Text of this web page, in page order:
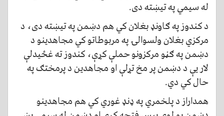
له سیمي په تیښته دی.
د کندوز په ګاونډ بغلان کي هم دښمن په تیښته دی، د
مرکزي بغلان ولسوالۍ په مربوطاتو کي مجاهدینو د
دښمن په ګڼو مرکزونو حملې کړې، کندوز ته غځیدلې
لار یې د دښمن پر مخ تړلې او مجاهدین د پرمختګ په
حال کي دي.
همداراز د پلخمري په ډنډ غوري کي هم مجاهدینو